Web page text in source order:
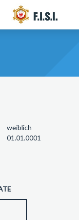
weiblich
01.01.0001